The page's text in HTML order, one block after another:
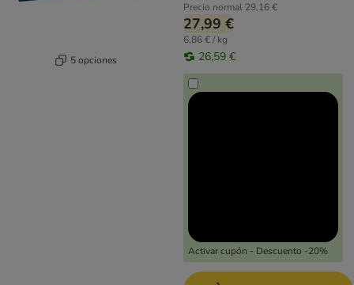
5 opciones
Precio normal 29,16 €
27,99 €
6,86 € / kg
26,59 €
Activar cupón - Descuento -20%